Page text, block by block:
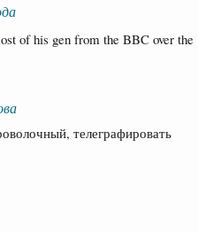
of his gen from the BBC over the
телеграфировать